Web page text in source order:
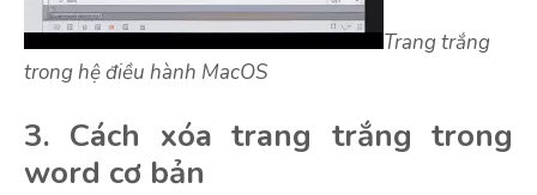
Trang trắng
trong hệ điều hành MacOS
3. Cách xóa trang trắng trong
word cơ bản